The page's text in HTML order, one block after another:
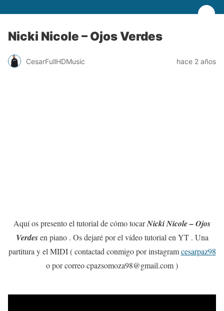
Nicki Nicole – Ojos Verdes
CesarFullHDMusic hace 2 años
Aquí os presento el tutorial de cómo tocarNicki Nicole – Ojos
Verdesen piano . Os dejaré por el vídeo tutorial en YT . Una
partitura y el MIDI ( contactad conmigo por instagramcesarpaz98
o por correo cpazsomoza98@gmail.com )